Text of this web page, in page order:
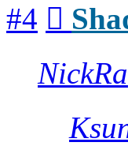
#4
NickRa